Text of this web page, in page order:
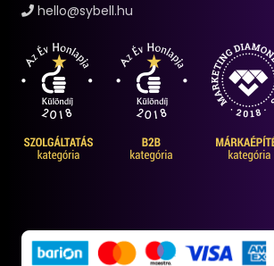
hello@sybell.hu